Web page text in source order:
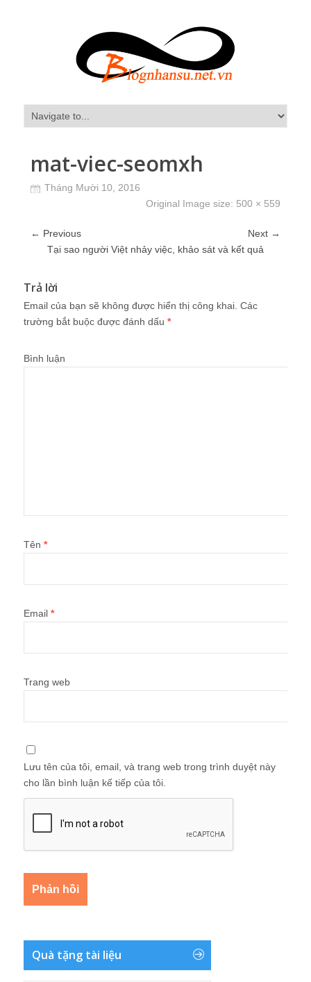
mat-viec-seomxh
Tháng Mười 10, 2016
Original Image size: 500 × 559
← Previous
Next →
Tại sao người Việt nhảy việc, khảo sát và kết quả
Trả lời
Email của bạn sẽ không được hiển thị công khai. Các
trường bắt buộc được đánh dấu *
Bình luận
Tên *
Email *
Trang web
Lưu tên của tôi, email, và trang web trong trình duyệt này
cho lần bình luận kế tiếp của tôi.
Quà tặng tài liệu